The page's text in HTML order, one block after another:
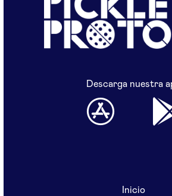
Descarga nuestra
Inicio